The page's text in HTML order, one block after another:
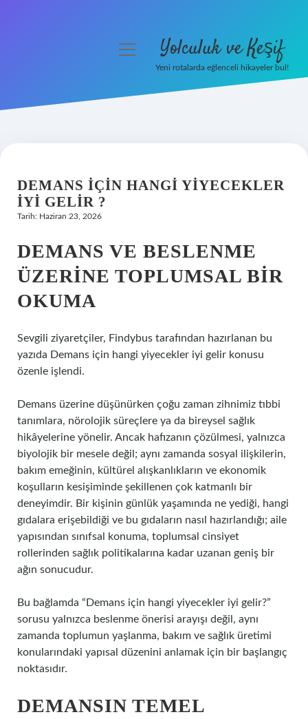
Hakkımızda
menüyü Yolculuk ve Keşif
Yeni rotalarda eğlenceli hikayeler bul!
DEMANS IÇIN HANGI YIYECEKLER
IYI GELIR ?
Tarih: Haziran 23, 2026
DEMANS VE BESLENME
ÜZERINE TOPLUMSAL BIR
OKUMA
Sevgili ziyaretçiler, Findybus tarafından hazırlanan bu
yazıda Demans için hangi yiyecekler iyi gelir konusu
özenle işlendi.
Demans üzerine düşünürken çoğu zaman zihnimiz tıbbi
tanımlara, nörolojik süreçlere ya da bireysel sağlık
hikâyelerine yönelir. Ancak hafızanın çözülmesi, yalnızca
biyolojik bir mesele değil; aynı zamanda sosyal ilişkilerin,
bakım emeğinin, kültürel alışkanlıkların ve ekonomik
koşulların kesişiminde şekillenen çok katmanlı bir
deneyimdir. Bir kişinin günlük yaşamında ne yediği, hangi
gıdalara erişebildiği ve bu gıdaların nasıl hazırlandığı; aile
yapısından sınıfsal konuma, toplumsal cinsiyet
rollerinden sağlık politikalarına kadar uzanan geniş bir
ağın sonucudur.
Bu bağlamda “Demans için hangi yiyecekler iyi gelir?”
sorusu yalnızca beslenme önerisi arayışı değil, aynı
zamanda toplumun yaşlanma, bakım ve sağlık üretimi
konularındaki yapısal düzenini anlamak için bir başlangıç
noktasıdır.
DEMANSIN TEMEL